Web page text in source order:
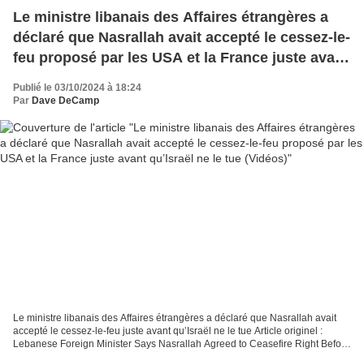
Le ministre libanais des Affaires étrangères a
déclaré que Nasrallah avait accepté le cessez-le-
feu proposé par les USA et la France juste avant
qu’Israël ne le tue (Vidéos)
Publié le 03/10/2024 à 18:24
Par Dave DeCamp
Le ministre libanais des Affaires étrangères a déclaré que Nasrallah avait
accepté le cessez-le-feu juste avant qu’Israël ne le tue Article originel :
Lebanese Foreign Minister Says Nasrallah Agreed to Ceasefire Right Before